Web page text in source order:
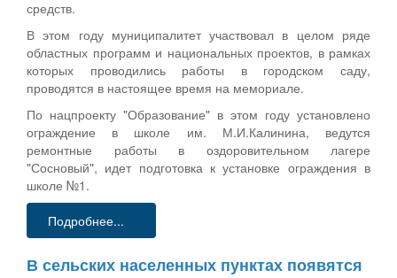
средств.
В этом году муниципалитет участвовал в целом ряде
областных программ и национальных проектов, в рамках
которых проводились работы в городском саду,
проводятся в настоящее время на мемориале.
По нацпроекту "Образование" в этом году установлено
ограждение в школе им. М.И.Калинина, ведутся
ремонтные работы в оздоровительном лагере
"Сосновый", идет подготовка к установке ограждения в
школе №1.
Подробнее...
В сельских населенных пунктах появятся